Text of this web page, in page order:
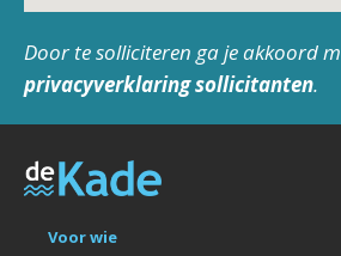
Door te solliciteren ga je akkoord
privacyverklaring sollicitanten.
Voor wie